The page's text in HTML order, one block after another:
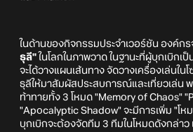
ในด้านของกิจกรรมประจำเวอร์ชัน องค์กร
ธุลี" ในโลกในภาพวาด ในฐานะที่ผู้บุกเบิกเป็
จะได้วางแผนเส้นทาง จัดวางเครื่องเล่นใ
ธุลีให้มาสัมผัสประสบการณ์และเที่ยวเล่น
ท้าทายทั้ง 3 โหมด "Memory of Chaos"
"Apocalyptic Shadow" จะมีการเพิ่ม "โหม
บุกเบิกจะต้องจัดทีม 3 ทีมในโหมดดังกล่า